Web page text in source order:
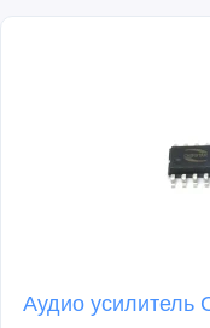
Аудио усилитель